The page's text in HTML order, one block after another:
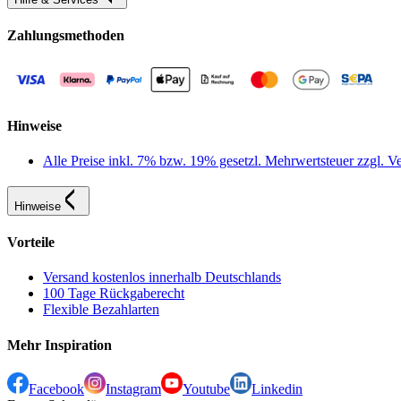
Zahlungsmethoden
Hinweise
Alle Preise inkl. 7% bzw. 19% gesetzl. Mehrwertsteuer zzgl.
Hinweise
Vorteile
Versand kostenlos innerhalb Deutschlands
100 Tage Rückgaberecht
Flexible Bezahlarten
Mehr Inspiration
Facebook Instagram Youtube
Linkedin